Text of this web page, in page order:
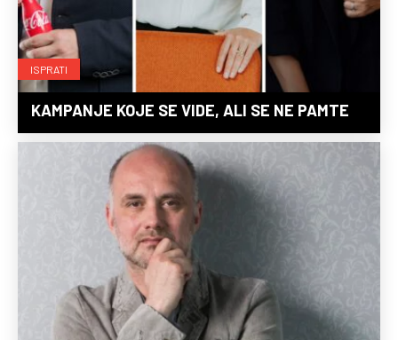
ISPRATI
KAMPANJE KOJE SE VIDE, ALI SE NE PAMTE